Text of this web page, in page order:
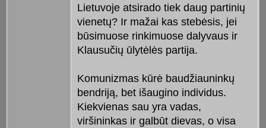
Lietuvoje atsirado tiek daug partinių
vienetų? Ir mažai kas stebėsis, jei
būsimuose rinkimuose dalyvaus ir
Klausučių ūlytėlės partija.
Komunizmas kūrė baudžiauninkų
bendriją, bet išaugino individus.
Kiekvienas sau yra vadas,
viršininkas ir galbūt dievas, o visa